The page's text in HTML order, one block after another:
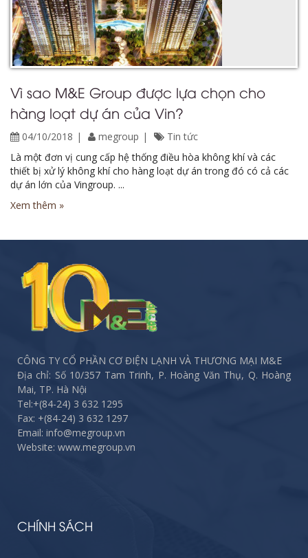
Vì sao M&E Group được lựa chọn cho
hàng loạt dự án của Vin?
04/10/2018 megroup
Tin tức
Là một đơn vị cung cấp hệ thống điều hòa không khí và các
thiết bị xử lý không khí cho hàng loạt dự án trong đó có cả các
dự án lớn của Vingroup. ...
Xem thêm »
CÔNG TY CỔ PHẦN CƠ ĐIỆN LẠNH VÀ THƯƠNG MẠI M&E
Địa chỉ: Số 10/357 Tam Trinh, P. Hoàng Văn Thụ, Q. Hoàng
Mai, TP. Hà Nội
Tel:+(84-24) 3 632 1295
Fax: +(84-24) 3 632 1297
Email: info@megroup.vn
Website: www.megroup.vn
CHÍNH SÁCH